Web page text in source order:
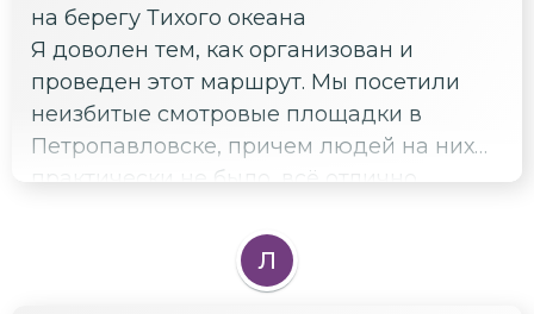
на берегу Тихого океана
Я доволен тем, как организован и
проведен этот маршрут. Мы посетили
неизбитые смотровые площадки в
Петропавловске, причем людей на них
практически не было, всё отлично
города. Здесь очень красиво, много
фоткались и под конец устроили пикник
Л